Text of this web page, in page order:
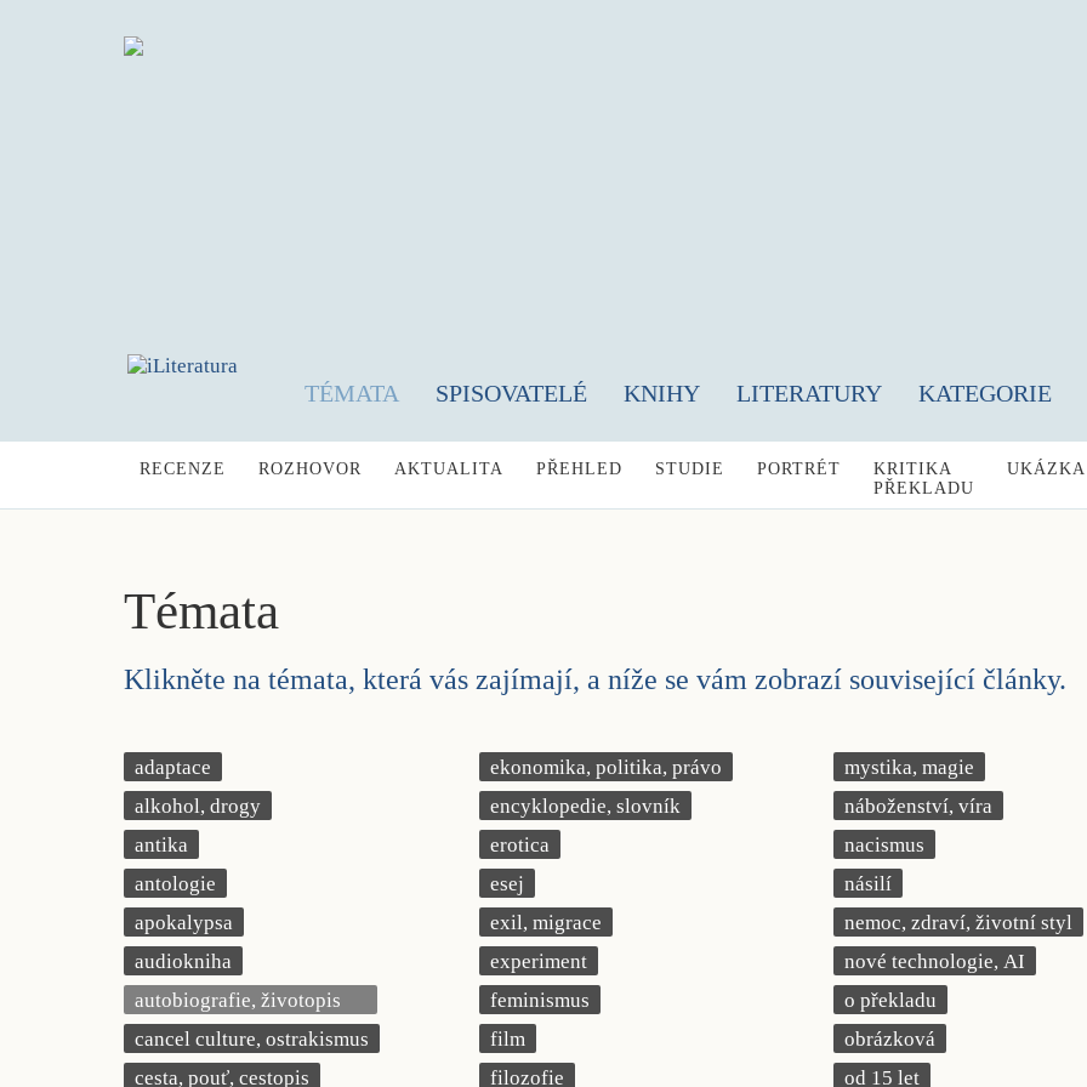
TÉMATA SPISOVATELÉ KNIHY LITERATURY KATEGORIE
RECENZE ROZHOVOR AKTUALITA PŘEHLED STUDIE PORTRÉT
KRITIKA
PŘEKLADU
UKÁZKA
Témata
Klikněte na témata, která vás zajímají, a níže se vám zobrazí související články.
adaptace
alkohol, drogy
antika
antologie
apokalypsa
audiokniha
autobiografie, životopis
cancel culture, ostrakismus
cesta, pouť, cestopis
ekonomika, politika, právo
encyklopedie, slovník
erotica
esej
exil, migrace
experiment
feminismus
film
filozofie
mystika, magie
náboženství, víra
nacismus
násilí
nemoc, zdraví, životní styl
nové technologie, AI
o překladu
obrázková
od 15 let